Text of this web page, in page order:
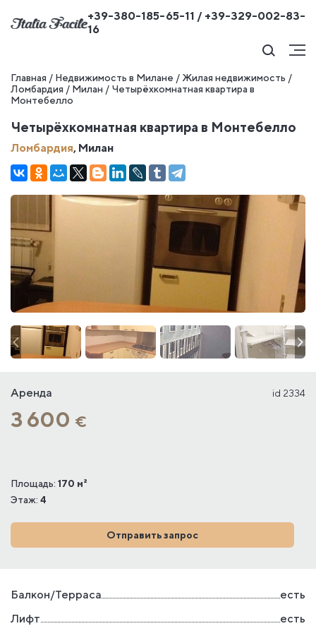
+39-380-185-65-11 / +39-329-002-83-
16
Главная / Недвижимость в Милане / Жилая недвижимость /
Ломбардия / Милан / Четырёхкомнатная квартира в
Монтебелло
Четырёхкомнатная квартира в Монтебелло
Ломбардия, Милан
Аренда id 2334
3 600 €
Площадь: 170 м²
Этаж: 4
Отправить запрос
Балкон/Терраса
есть
Лифт
есть